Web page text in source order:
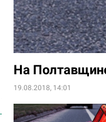
На
19.08.2018, 14:01